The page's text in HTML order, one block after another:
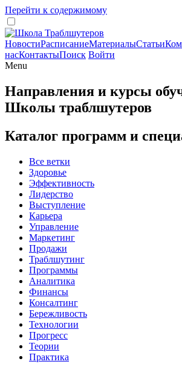
Перейти к содержимому
НовостиРасписаниеМатериалыСтатьи
насКонтактыПоиск Войти
Menu
Направления и курсы
Школы траблшутеров
Каталог программ и
Все ветки
Здоровье
Эффективность
Лидерство
Выступление
Карьера
Управление
Маркетинг
Продажи
Траблшутинг
Программы
Аналитика
Финансы
Консалтинг
Бережливость
Технологии
Прогресс
Теории
Практика